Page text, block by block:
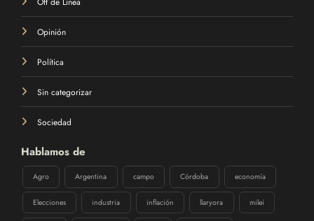
Opinión
Política
Sin categorizar
Sociedad
Hablamos de
Agro Argentina campo Córdoba economía
Elecciones industria inflación llaryora milei